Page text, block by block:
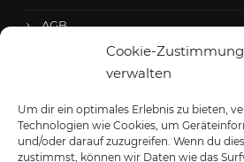
Cookie-Zustimmung
verwalten
Um dir ein optimales Erlebnis zu bieten,
Technologien wie Cookies, um
und/oder darauf zuzugreifen. Wenn du
zustimmst, können wir Daten wie das
AGB
Datenschutzerklärung
KONTAKT